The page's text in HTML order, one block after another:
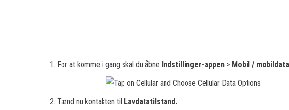
1. For at komme i gang skal du åbne Indstillinger-appen > Mobil /
2. Tænd nu kontakten til Lavdatatilstand.